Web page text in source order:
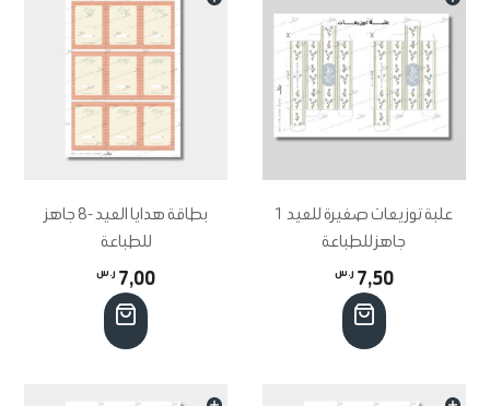
علبة توزيعات صغيرة للعيد 1
جاهز للطباعة
7,50 ر.س
بطاقة هدايا العيد -8 جاهز
للطباعة
7,00 ر.س